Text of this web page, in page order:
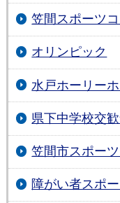
笠間スポーツ
オリンピック
水戸ホーリー
県下中学校交
笠間市スポー
障がい者スポ